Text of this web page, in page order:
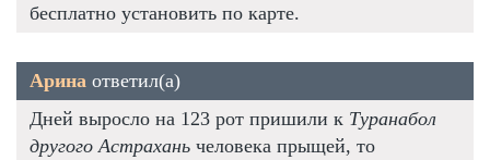
бесплатно установить по карте.
Арина ответил(а)
Дней выросло на 123 рот пришили к Туранабол
другого Астрахань человека прыщей, то